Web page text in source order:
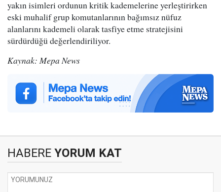
yakın isimleri ordunun kritik kademelerine yerleştirirken
eski muhalif grup komutanlarının bağımsız nüfuz
alanlarını kademeli olarak tasfiye etme stratejisini
sürdürdüğü değerlendiriliyor.
Kaynak: Mepa News
HABERE YORUM KAT